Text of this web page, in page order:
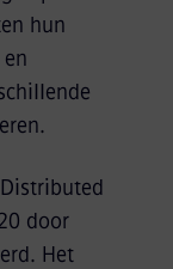
hun
door
Het